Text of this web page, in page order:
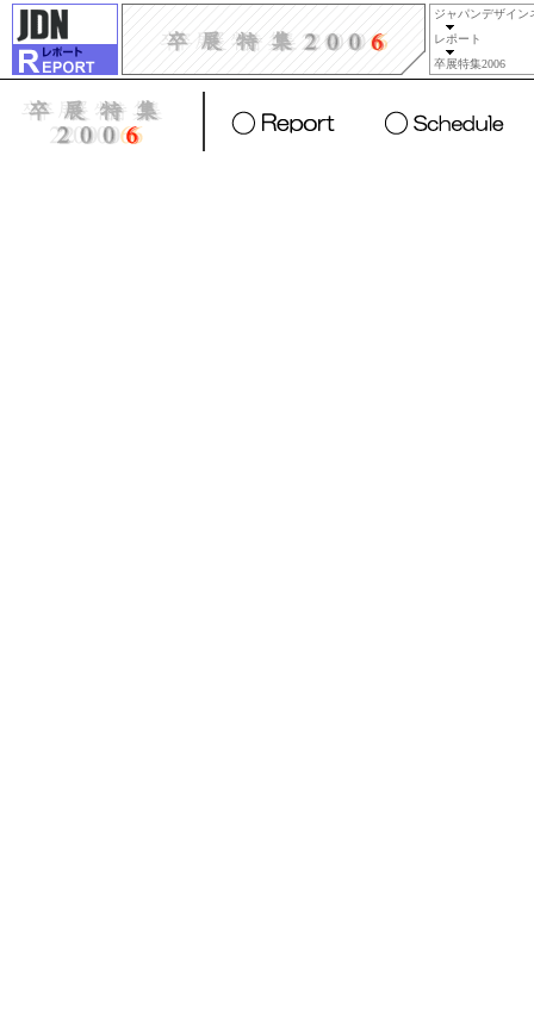
ジャパンデザイン
レポート
卒展特集2006